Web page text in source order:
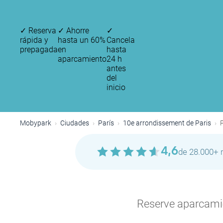
✓ Reserva
rápida y
prepagada
✓ Ahorre
hasta un 60%
en
aparcamiento
✓
Cancela
hasta
24 h
antes
del
inicio
Mobypark Ciudades París 10e arrondissement de Paris
4,6de 28.000+
Reserve